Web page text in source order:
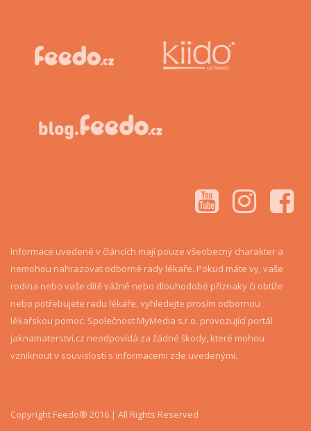
Informace uvedené v článcích mají pouze všeobecný charakter a
nemohou nahrazovat odborné rady lékaře. Pokud máte vy, vaše
rodina nebo vaše dítě vážné nebo dlouhodobé příznaky či obtíže
nebo potřebujete radu lékaře, vyhledejte prosím odbornou
lékařskou pomoc. Společnost MyMedia s.r.o. provozující portál
jaknamaterstvi.cz neodpovídá za žádné škody, které mohou
vzniknout v souvislosti s informacemi zde uvedenými.
Copyright Feedo® 2016 | All Rights Reserved